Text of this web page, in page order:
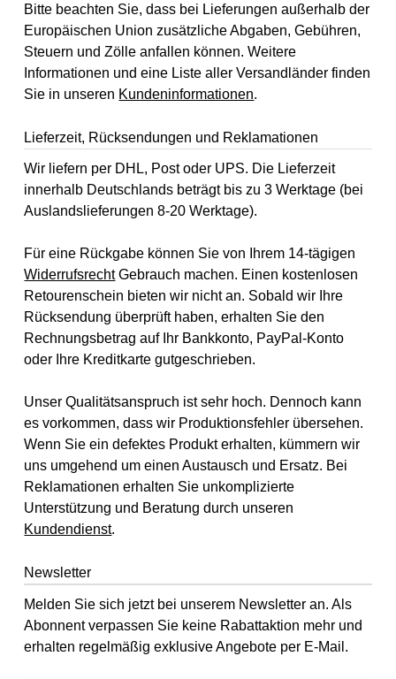
Bitte beachten Sie, dass bei Lieferungen außerhalb der
Europäischen Union zusätzliche Abgaben, Gebühren,
Steuern und Zölle anfallen können. Weitere
Informationen und eine Liste aller Versandländer finden
Sie in unseren Kundeninformationen.
Lieferzeit, Rücksendungen und Reklamationen
Wir liefern per DHL, Post oder UPS. Die Lieferzeit
innerhalb Deutschlands beträgt bis zu 3 Werktage (bei
Auslandslieferungen 8-20 Werktage).
Für eine Rückgabe können Sie von Ihrem 14-tägigen
WiderrufsrechtGebrauch machen. Einen kostenlosen
Retourenschein bieten wir nicht an. Sobald wir Ihre
Rücksendung überprüft haben, erhalten Sie den
Rechnungsbetrag auf Ihr Bankkonto, PayPal-Konto
oder Ihre Kreditkarte gutgeschrieben.
Unser Qualitätsanspruch ist sehr hoch. Dennoch kann
es vorkommen, dass wir Produktionsfehler übersehen.
Wenn Sie ein defektes Produkt erhalten, kümmern wir
uns umgehend um einen Austausch und Ersatz. Bei
Reklamationen erhalten Sie unkomplizierte
Unterstützung und Beratung durch unseren
Kundendienst.
Newsletter
Melden Sie sich jetzt bei unserem Newsletter an. Als
Abonnent verpassen Sie keine Rabattaktion mehr und
erhalten regelmäßig exklusive Angebote per E-Mail.